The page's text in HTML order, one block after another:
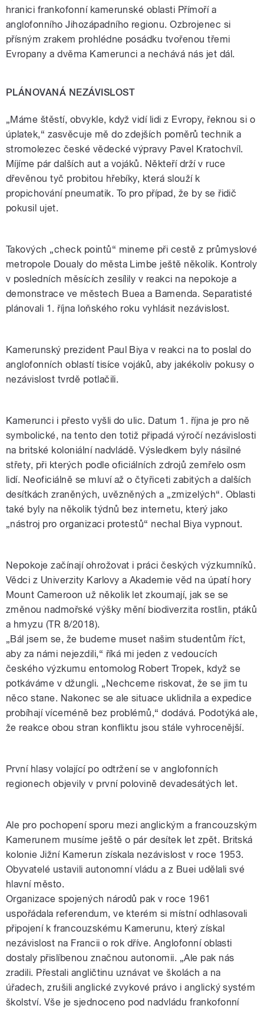
hranici frankofonní kamerunské oblasti Přímoří a
anglofonního Jihozápadního regionu. Ozbrojenec si
přísným zrakem prohlédne posádku tvořenou třemi
Evropany a dvěma Kamerunci a nechává nás jet dál.
PLÁNOVANÁ NEZÁVISLOST
„Máme štěstí, obvykle, když vidí lidi z Evropy, řeknou si o
úplatek,“ zasvěcuje mě do zdejších poměrů technik a
stromolezec české vědecké výpravy Pavel Kratochvíl.
Míjíme pár dalších aut a vojáků. Někteří drží v ruce
dřevěnou tyč probitou hřebíky, která slouží k
propichování pneumatik. To pro případ, že by se řidič
pokusil ujet.
Takových „check pointů“ mineme při cestě z průmyslové
metropole Doualy do města Limbe ještě několik. Kontroly
v posledních měsících zesílily v reakci na nepokoje a
demonstrace ve městech Buea a Bamenda. Separatisté
plánovali 1. října loňského roku vyhlásit nezávislost.
Kamerunský prezident Paul Biya v reakci na to poslal do
anglofonních oblastí tisíce vojáků, aby jakékoliv pokusy o
nezávislost tvrdě potlačili.
Kamerunci i přesto vyšli do ulic. Datum 1. října je pro ně
symbolické, na tento den totiž připadá výročí nezávislosti
na britské koloniální nadvládě. Výsledkem byly násilné
střety, při kterých podle oficiálních zdrojů zemřelo osm
lidí. Neoficiálně se mluví až o čtyřiceti zabitých a dalších
desítkách zraněných, uvězněných a „zmizelých“. Oblasti
také byly na několik týdnů bez internetu, který jako
„nástroj pro organizaci protestů“ nechal Biya vypnout.
Nepokoje začínají ohrožovat i práci českých výzkumníků.
Vědci z Univerzity Karlovy a Akademie věd na úpatí hory
Mount Cameroon už několik let zkoumají, jak se se
změnou nadmořské výšky mění biodiverzita rostlin, ptáků
a hmyzu (TR 8/2018).
„Bál jsem se, že budeme muset našim studentům říct,
aby za námi nejezdili,“ říká mi jeden z vedoucích
českého výzkumu entomolog Robert Tropek, když se
potkáváme v džungli. „Nechceme riskovat, že se jim tu
něco stane. Nakonec se ale situace uklidnila a expedice
probíhají víceméně bez problémů,“ dodává. Podotýká ale,
že reakce obou stran konfliktu jsou stále vyhrocenější.
První hlasy volající po odtržení se v anglofonních
regionech objevily v první polovině devadesátých let.
Ale pro pochopení sporu mezi anglickým a francouzským
Kamerunem musíme ještě o pár desítek let zpět. Britská
kolonie Jižní Kamerun získala nezávislost v roce 1953.
Obyvatelé ustavili autonomní vládu a z Buei udělali své
hlavní město.
Organizace spojených národů pak v roce 1961
uspořádala referendum, ve kterém si místní odhlasovali
připojení k francouzskému Kamerunu, který získal
nezávislost na Francii o rok dříve. Anglofonní oblasti
dostaly přislíbenou značnou autonomii. „Ale pak nás
zradili. Přestali angličtinu uznávat ve školách a na
úřadech, zrušili anglické zvykové právo i anglický systém
školství. Vše je sjednoceno pod nadvládu frankofonní